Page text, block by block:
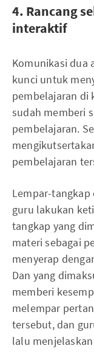
4. Rancang
interaktif
Komunikasi dua
kunci untuk
pembelajaran di
sudah memberi
pembelajaran.
pembelajaran
Lempar-tangkap
guru lakukan
tangkap yang
materi sebagai
menyerap
Dan yang
memberi
melempar
tersebut, dan
lalu